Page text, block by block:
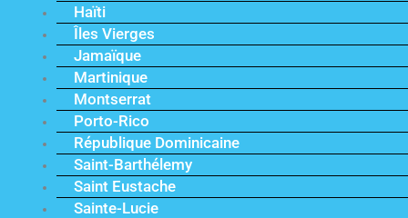
Haïti
Îles Vierges
Jamaïque
Martinique
Montserrat
Porto-Rico
République Dominicaine
Saint-Barthélemy
Saint Eustache
Sainte-Lucie